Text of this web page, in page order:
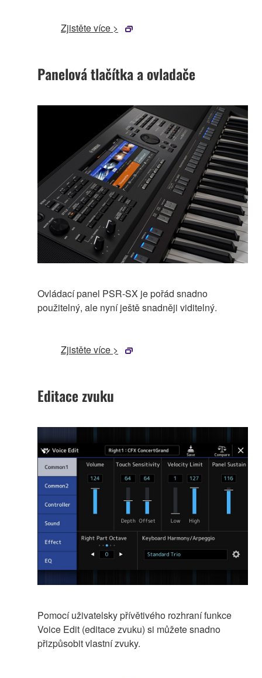
Zjistěte více >
Panelová tlačítka a ovladače
Ovládací panel PSR-SX je pořád snadno
použitelný, ale nyní ještě snadněji viditelný.
Zjistěte více >
Editace zvuku
Pomocí uživatelsky přívětivého rozhraní funkce
Voice Edit (editace zvuku) si můžete snadno
přizpůsobit vlastní zvuky.